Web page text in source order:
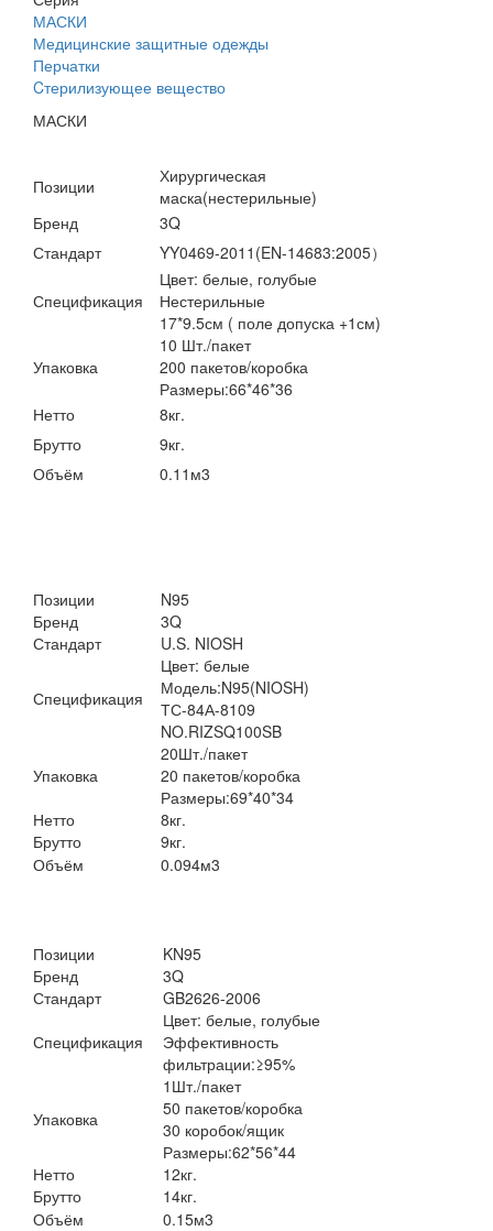
МАСКИ
Медицинские защитные одежды
Перчатки
Cтерилизующее вещество
МАСКИ
Позиции
Хирургическая
маска(нестерильные)
Бренд
3Q
Стандарт
YY0469-2011(EN-14683:2005）
Спецификация
Цвет: белые, голубые
Нестерильные
17*9.5см ( поле допуска +1см)
Упаковка
10 Шт./пакет
200 пакетов/коробка
Размеры:66*46*36
Нетто
8кг.
Брутто
9кг.
Объём
0.11м3
Позиции
N95
Бренд
3Q
Стандарт
U.S. NIOSH
Спецификация
Цвет: белые
Модель:N95(NIOSH)
ТС-84А-8109
NO.RIZSQ100SB
Упаковка
20Шт./пакет
20 пакетов/коробка
Размеры:69*40*34
Нетто
8кг.
Брутто
9кг.
Объём
0.094м3
Позиции
KN95
Бренд
3Q
Стандарт
GB2626-2006
Спецификация
Цвет: белые, голубые
Эффективность
фильтрации:≥95%
Упаковка
1Шт./пакет
50 пакетов/коробка
30 коробок/ящик
Размеры:62*56*44
Нетто
12кг.
Брутто
14кг.
Объём
0.15м3